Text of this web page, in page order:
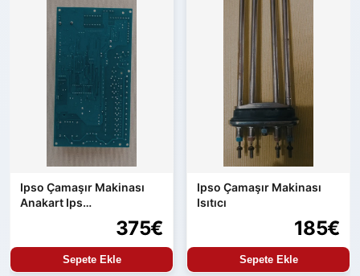
Ipso Çamaşır Makinası
Anakart Ips
375€
Sepete Ekle
Ipso Çamaşır Makinası
Isıtıcı
185€
Sepete Ekle